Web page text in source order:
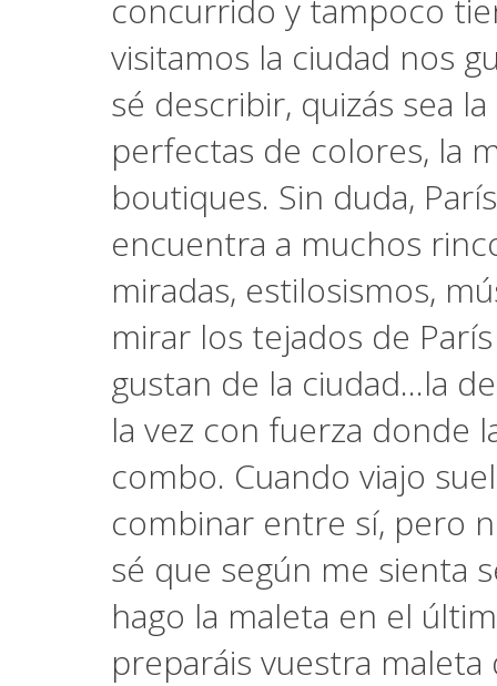
concurrido y tampoco
visitamos la ciudad nos
sé describir, quizás sea
perfectas de colores, la
boutiques. Sin duda,
encuentra a muchos
miradas, estilosismos,
mirar los tejados de
gustan de la ciudad...la
la vez con fuerza donde
combo. Cuando viajo
combinar entre sí, pero
sé que según me sienta
hago la maleta en el
preparáis vuestra maleta